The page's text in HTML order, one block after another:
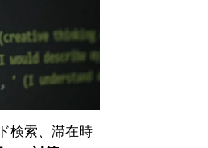
検索、滞在時